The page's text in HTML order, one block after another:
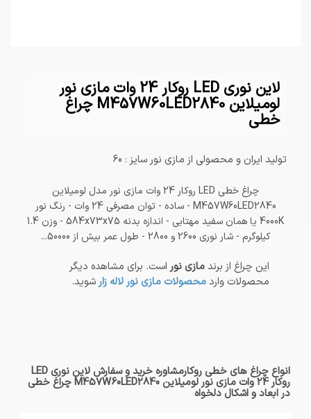
لاین نوری LED روکار 24 وات مازی نور
لومیلاین M457W60LED2840 چراغ
خطی
تولید ایران و محصولی از مازی نور سایز : 60
چراغ خطی LED روکار 24 وات مازی نور مدل لومیلاین
M457W60LED2840 - ساده - توان مصرفی 24 وات - رنگ نور
4000K یا همان سفید مهتابی - اندازه بدنه 584x73x75 - وزن 1.4
کیلوگرم - شار نوری 2600 و 2800 - طول عمر بیش از 50000...
این چراغ از برندمازی نور است. برای مشاهده دیگر
محصولات واردمحصولات مازی نور لاله زار شوید.
انواع چراغ های خطی روکارمشاوره خرید و سفارش لاین نوری LED
روکار 24 وات مازی نور لومیلاین M457W60LED2840 چراغ خطی
در ابعاد و اشکال دلخواه